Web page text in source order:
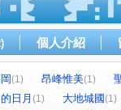
個人介紹
(1) 昂峰惟美(1)
日月 (1) 大地城國(1)